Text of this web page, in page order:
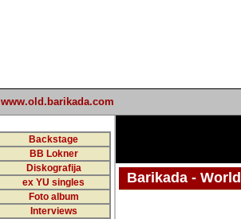
www.old.barikada.com
Backstage
BB Lokner
Diskografija
ex YU singles
Foto album
Interviews
Barikada -